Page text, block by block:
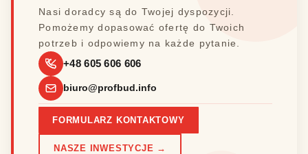
Nasi doradcy są do Twojej dyspozycji.
Pomożemy dopasować ofertę do Twoich
potrzeb i odpowiemy na każde pytanie.
+48 605 606 606
biuro@profbud.info
FORMULARZ KONTAKTOWY
NASZE INWESTYCJE →